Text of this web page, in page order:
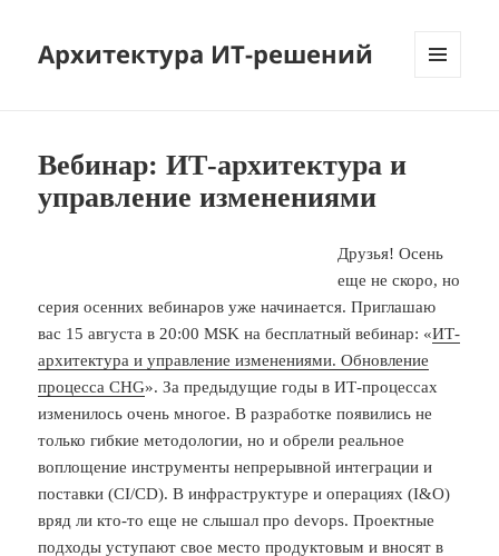
Архитектура ИТ-решений
Вебинар: ИТ-архитектура и
управление изменениями
Друзья! Осень
еще не скоро, но
серия осенних вебинаров уже начинается. Приглашаю
вас 15 августа в 20:00 MSK на бесплатный вебинар: «ИТ-
архитектура и управление изменениями. Обновление
процесса CHG». За предыдущие годы в ИТ-процессах
изменилось очень многое. В разработке появились не
только гибкие методологии, но и обрели реальное
воплощение инструменты непрерывной интеграции и
поставки (CI/CD). В инфраструктуре и операциях (I&O)
вряд ли кто-то еще не слышал про devops. Проектные
подходы уступают свое место продуктовым и вносят в